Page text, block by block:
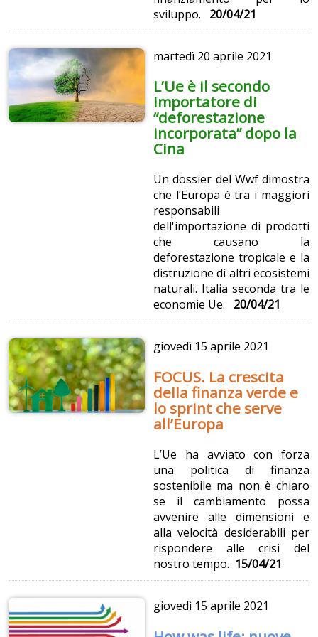
sviluppo.
20/04/21
martedì 20 aprile 2021
L’Ue è il secondo
importatore di
“deforestazione
incorporata” dopo la
Cina
Un dossier del Wwf dimostra
che l’Europa è tra i maggiori
responsabili
dell'importazione di prodotti
che causano la
deforestazione tropicale e la
distruzione di altri ecosistemi
naturali. Italia seconda tra le
economie Ue. 20/04/21
giovedì 15 aprile 2021
FOCUS. La crescita
della finanza verde e
lo sprint che serve
all’Europa
L’Ue ha avviato con forza
una politica di finanza
sostenibile ma non è chiaro
se il cambiamento possa
avvenire alle dimensioni e
alla velocità desiderabili per
rispondere alle crisi del
nostro tempo. 15/04/21
giovedì 15 aprile 2021